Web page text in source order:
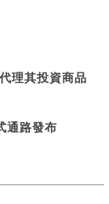
理其投資商品
通路發布